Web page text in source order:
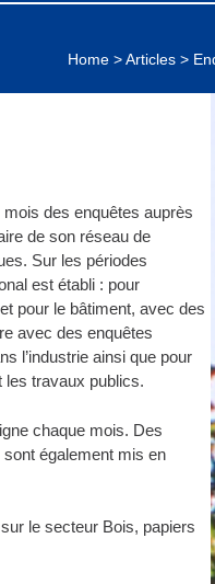
Home >Articles >
des enquêtes auprès
de son réseau de
Sur les périodes
est établi : pour
pour le bâtiment, avec des
avec des enquêtes
l’industrie ainsi que pour
travaux publics.
chaque mois. Des
également mis en
le secteur Bois, papiers